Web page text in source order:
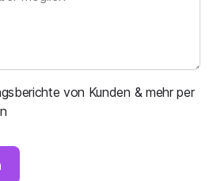
von Kunden & mehr per